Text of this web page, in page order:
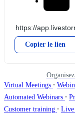
Copier le lien
Virtual Meetings ∙
Automated Webinars ∙
Customer training ∙